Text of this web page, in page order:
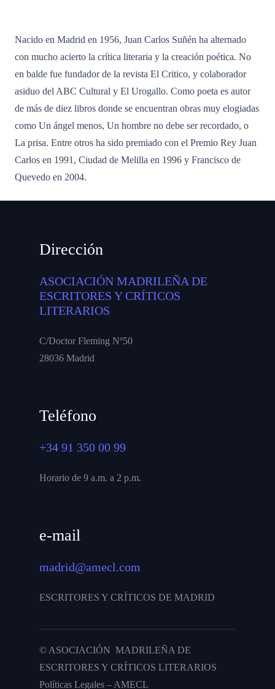
Nacido en Madrid en 1956, Juan Carlos Suñén ha alternado
con mucho acierto la crítica literaria y la creación poética. No
en balde fue fundador de la revista El Critico, y colaborador
asiduo del ABC Cultural y El Urogallo. Como poeta es autor
de más de diez libros donde se encuentran obras muy elogiadas
como Un ángel menos, Un hombre no debe ser recordado, o
La prisa. Entre otros ha sido premiado con el Premio Rey Juan
Carlos en 1991, Ciudad de Melilla en 1996 y Francisco de
Quevedo en 2004.
Dirección
ASOCIACIÓN MADRILEÑA DE
ESCRITORES Y CRÍTICOS
LITERARIOS
C/Doctor Fleming Nº50
28036 Madrid
Teléfono
+34 91 350 00 99
Horario de 9 a.m. a 2 p.m.
e-mail
madrid@amecl.com
ESCRITORES Y CRÍTICOS DE MADRID
© ASOCIACIÓN MADRILEÑA DE
ESCRITORES Y CRÍTICOS LITERARIOS
Políticas Legales – AMECL